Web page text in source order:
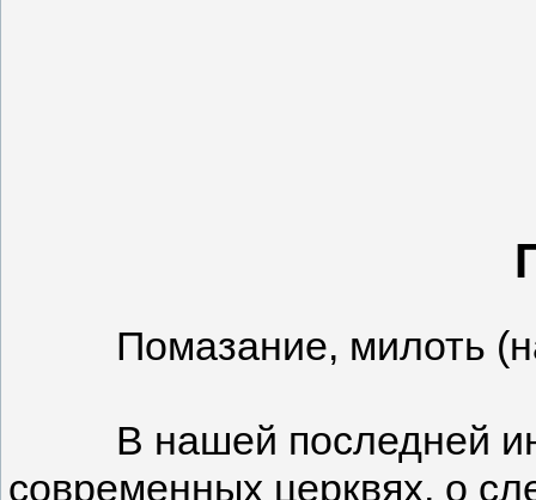
Помазание, милоть
В нашей последней
современных церквях, о